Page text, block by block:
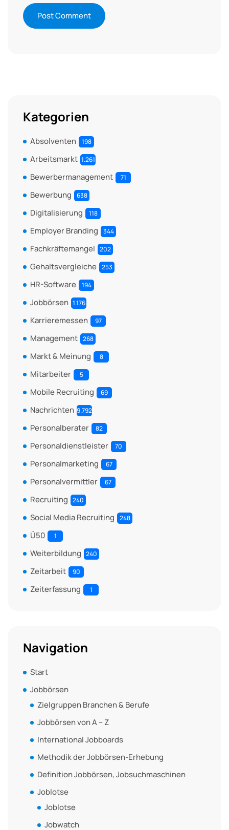
Kategorien
Absolventen 198
Arbeitsmarkt 1.261
Bewerbermanagement 71
Bewerbung 638
Digitalisierung 118
Employer Branding 344
Fachkräftemangel 202
Gehaltsvergleiche 253
HR-Software 194
Jobbörsen 1.176
Karrieremessen 97
Management 268
Markt & Meinung 8
Mitarbeiter 5
Mobile Recruiting 69
Nachrichten 9.792
Personalberater 82
Personaldienstleister 70
Personalmarketing 67
Personalvermittler 67
Recruiting 240
Social Media Recruiting 248
Ü50 1
Weiterbildung 240
Zeitarbeit 90
Zeiterfassung 1
Navigation
Start
Jobbörsen
Zielgruppen Branchen & Berufe
Jobbörsen von A – Z
International Jobboards
Methodik der Jobbörsen-Erhebung
Definition Jobbörsen, Jobsuchmaschinen
Joblotse
Joblotse
Jobwatch